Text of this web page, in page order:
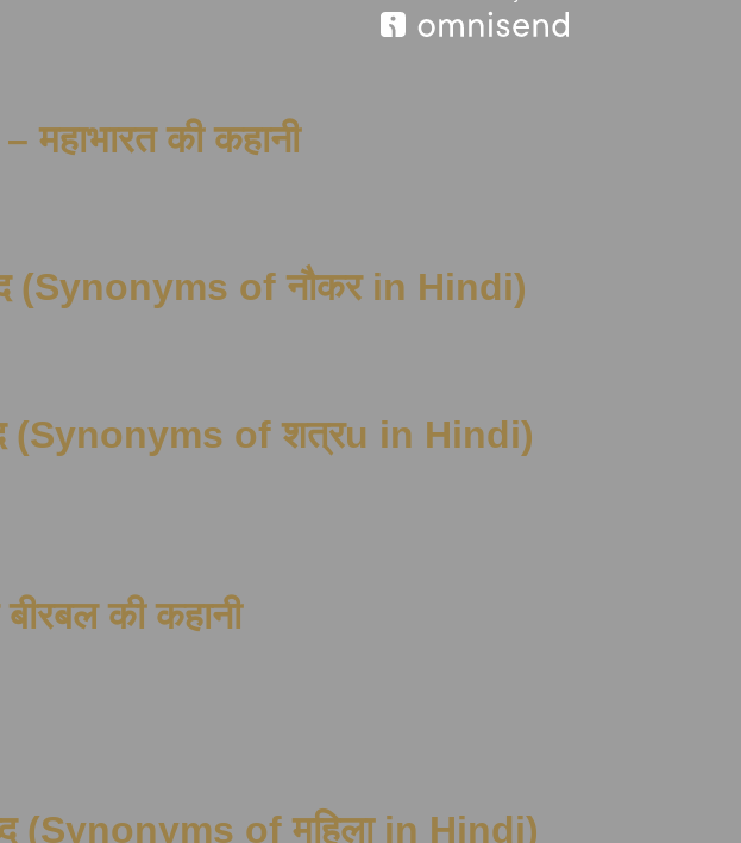
महाभारत की कहानी
(Synonyms of नौकर in Hindi)
(Synonyms of शत्रu in Hindi)
की कहानी
शब्द (Synonyms of महिला in Hindi)